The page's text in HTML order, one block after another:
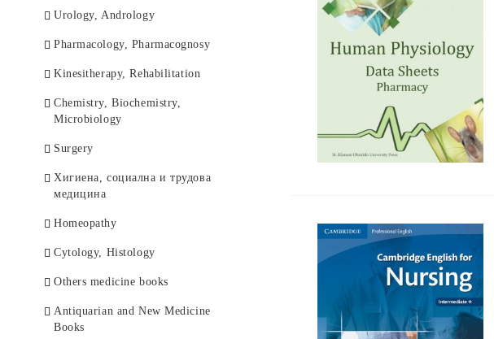
Urology, Andrology
Pharmacology, Pharmacognosy
Kinesitherapy, Rehabilitation
Chemistry, Biochemistry,
Microbiology
Surgery
Хигиена, социална и трудова
медицина
Homeopathy
Cytology, Histology
Others medicine books
Antiquarian and New Medicine
Books